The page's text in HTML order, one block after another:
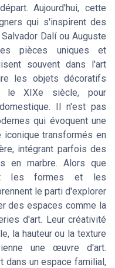
Aujourd'hui, cette
qui s'inspirent des
Dalí ou Auguste
pièces uniques et
souvent dans l'art
les objets décoratifs
le XIXe siècle, pour
Il n'est pas
qui évoquent une
iconique transformés en
intégrant parfois des
en marbre. Alors que
les formes et les
le parti d'explorer
des espaces comme la
d'art. Leur créativité
la hauteur ou la texture
une œuvre d'art.
dans un espace familial,